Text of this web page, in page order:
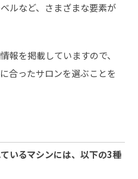
ルなど、さまざまな要素が
報を掲載していますので、
合ったサロンを選ぶことを
いるマシンには、以下の3種